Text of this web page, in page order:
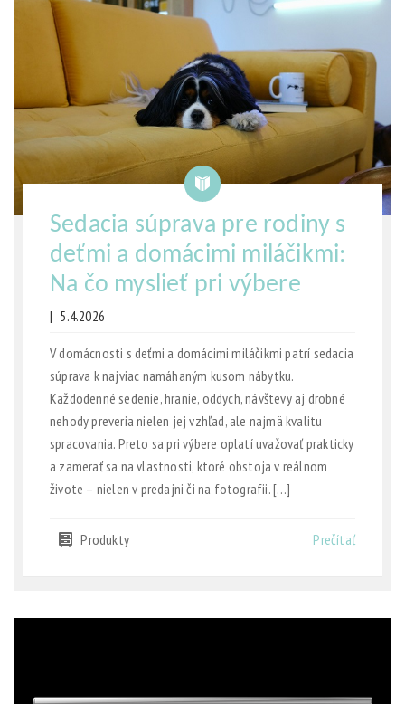
Sedacia súprava pre rodiny s
deťmi a domácimi miláčikmi:
Na čo myslieť pri výbere
| 5.4.2026
V domácnosti s deťmi a domácimi miláčikmi patrí sedacia
súprava k najviac namáhaným kusom nábytku.
Každodenné sedenie, hranie, oddych, návštevy aj drobné
nehody preveria nielen jej vzhľad, ale najmä kvalitu
spracovania. Preto sa pri výbere oplatí uvažovať prakticky
a zamerať sa na vlastnosti, ktoré obstoja v reálnom
živote – nielen v predajni či na fotografii. […]
Produkty Prečítať